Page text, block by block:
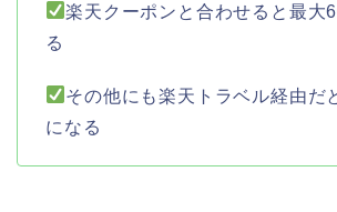
楽天クーポンと合わせると最大
る
その他にも楽天トラベル経由だ
になる